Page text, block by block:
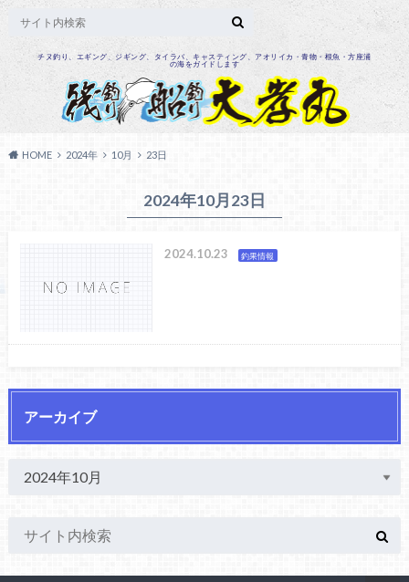
チヌ釣り、エギング、ジギング、タイラバ、キャスティング、アオリイカ・青物・根魚・方座浦
の海をガイドします
HOME 2024年 10月 23日
2024年10月23日
2024.10.23 釣果情報
アーカイブ